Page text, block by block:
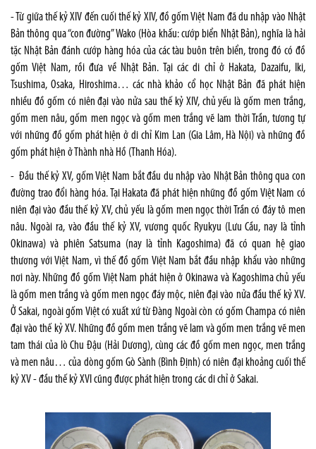
- Từ giữa thế kỷ XIV đến cuối thế kỷ XIV, đồ gốm Việt Nam đã du nhập vào Nhật
Bản thông qua “con đường” Wako (Hòa khấu: cướp biển Nhật Bản), nghĩa là hải
tặc Nhật Bản đánh cướp hàng hóa của các tàu buôn trên biển, trong đó có đồ
gốm Việt Nam, rồi đưa về Nhật Bản. Tại các di chỉ ở Hakata, Dazaifu, Iki,
Tsushima, Osaka, Hiroshima… các nhà khảo cổ học Nhật Bản đã phát hiện
nhiều đồ gốm có niên đại vào nửa sau thế kỷ XIV, chủ yếu là gốm men trắng,
gốm men nâu, gốm men ngọc và gốm men trắng vẽ lam thời Trần, tương tự
với những đồ gốm phát hiện ở di chỉ Kim Lan (Gia Lâm, Hà Nội) và những đồ
gốm phát hiện ở Thành nhà Hồ (Thanh Hóa).
- Đầu thế kỷ XV, gốm Việt Nam bắt đầu du nhập vào Nhật Bản thông qua con
đường trao đổi hàng hóa. Tại Hakata đã phát hiện những đồ gốm Việt Nam có
niên đại vào đầu thế kỷ XV, chủ yếu là gốm men ngọc thời Trần có đáy tô men
nâu. Ngoài ra, vào đầu thế kỷ XV, vương quốc Ryukyu (Lưu Cầu, nay là tỉnh
Okinawa) và phiên Satsuma (nay là tỉnh Kagoshima) đã có quan hệ giao
thương với Việt Nam, vì thế đồ gốm Việt Nam bắt đầu nhập khẩu vào những
nơi này. Những đồ gốm Việt Nam phát hiện ở Okinawa và Kagoshima chủ yếu
là gốm men trắng và gốm men ngọc đáy mộc, niên đại vào nửa đầu thế kỷ XV.
Ở Sakai, ngoài gốm Việt có xuất xứ từ Đàng Ngoài còn có gốm Champa có niên
đại vào thế kỷ XV. Những đồ gốm men trắng vẽ lam và gốm men trắng vẽ men
tam thái của lò Chu Đậu (Hải Dương), cùng các đồ gốm men ngọc, men trắng
và men nâu… của dòng gốm Gò Sành (Bình Định) có niên đại khoảng cuối thế
kỷ XV - đầu thế kỷ XVI cũng được phát hiện trong các di chỉ ở Sakai.